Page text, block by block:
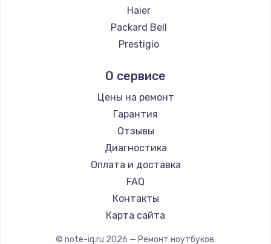
Ремонт ноутбуков Evga
Ремонт ноутбуков Google
Ремонт ноутбуков Echips
Ремонт ноутбуков Predator
Ремонт ноутбуков iru
Ремонт ноутбуков Machenike
Ремонт ноутбуков DEXP
Ремонт ноутбуков Teclast
Ремонт ноутбуков CHUWI
Ремонт ноутбуков Colorful
Haier
Packard Bell
Prestigio
Alienware
Aquarius
Gigabyte
Aorus
Maibenben
Getac
Epson
Philips
LG
О сервисе
Цены на ремонт
Гарантия
Отзывы
Диагностика
Оплата и доставка
FAQ
Контакты
Карта сайта
© note-iq.ru 2026 — Ремонт ноутбуков.